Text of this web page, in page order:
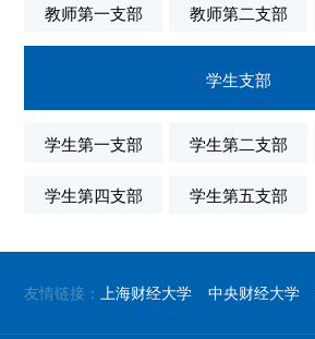
教师第一支部 教师第二支部
学生支部
学生第一支部 学生第二支部
学生第四支部 学生第五支部
友情链接：上海财经大学 中央财经大学